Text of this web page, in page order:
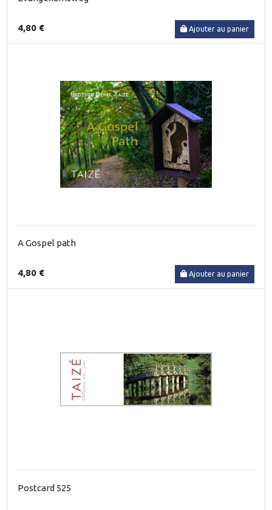
4,80 € Ajouter au panier
A Gospel path
4,80 € Ajouter au panier
Postcard 525